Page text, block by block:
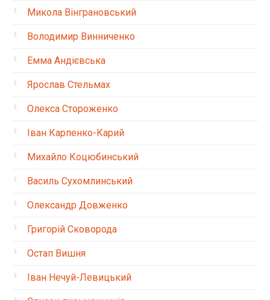
Микола Вінграновський
Володимир Винниченко
Емма Андієвська
Ярослав Стельмах
Олекса Стороженко
Іван Карпенко-Карий
Михайло Коцюбинський
Василь Сухомлинський
Олександр Довженко
Григорій Сковорода
Остап Вишня
Іван Нечуй-Левицький